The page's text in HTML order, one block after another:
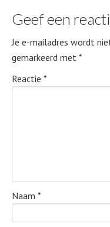
Geef een
Je e-mailadres wordt
gemarkeerd met *
Reactie *
Naam *